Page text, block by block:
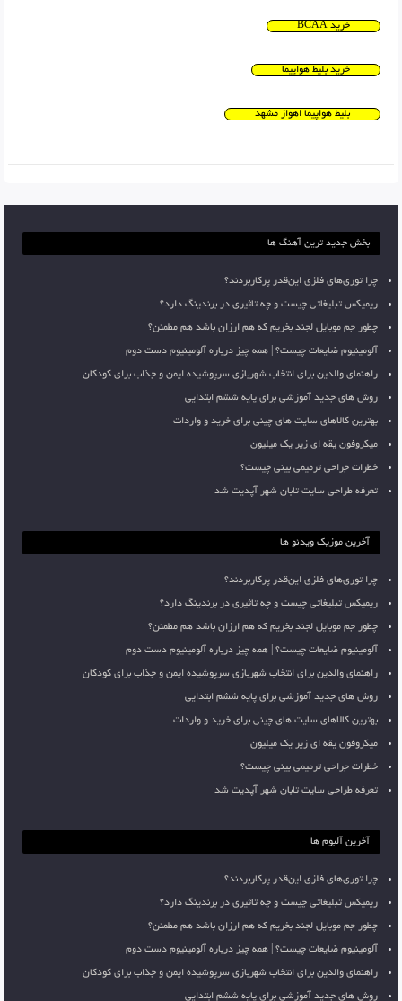
خرید BCAA
خرید بلیط هواپیما
بلیط هواپیما اهواز مشهد
بخش جدید ترین آهنگ ها
چرا توری‌های فلزی این‌قدر پرکاربردند؟
ریمیکس تبلیغاتی چیست و چه تاثیری در برندینگ دارد؟
چطور جم موبایل لجند بخریم که هم ارزان باشد هم مطمئن؟
آلومینیوم ضایعات چیست؟ | همه چیز درباره آلومینیوم دست دوم
راهنمای والدین برای انتخاب شهربازی سرپوشیده ایمن و جذاب برای کودکان
روش های جدید آموزشی برای پایه ششم ابتدایی
بهترین کالاهای سایت های چینی برای خرید و واردات
میکروفون یقه ای زیر یک میلیون
خطرات جراحی ترمیمی بینی چیست؟
تعرفه طراحی سایت تابان شهر آپدیت شد
آخرین موزیک ویدئو ها
چرا توری‌های فلزی این‌قدر پرکاربردند؟
ریمیکس تبلیغاتی چیست و چه تاثیری در برندینگ دارد؟
چطور جم موبایل لجند بخریم که هم ارزان باشد هم مطمئن؟
آلومینیوم ضایعات چیست؟ | همه چیز درباره آلومینیوم دست دوم
راهنمای والدین برای انتخاب شهربازی سرپوشیده ایمن و جذاب برای کودکان
روش های جدید آموزشی برای پایه ششم ابتدایی
بهترین کالاهای سایت های چینی برای خرید و واردات
میکروفون یقه ای زیر یک میلیون
خطرات جراحی ترمیمی بینی چیست؟
تعرفه طراحی سایت تابان شهر آپدیت شد
آخرین آلبوم ها
چرا توری‌های فلزی این‌قدر پرکاربردند؟
ریمیکس تبلیغاتی چیست و چه تاثیری در برندینگ دارد؟
چطور جم موبایل لجند بخریم که هم ارزان باشد هم مطمئن؟
آلومینیوم ضایعات چیست؟ | همه چیز درباره آلومینیوم دست دوم
راهنمای والدین برای انتخاب شهربازی سرپوشیده ایمن و جذاب برای کودکان
روش های جدید آموزشی برای پایه ششم ابتدایی